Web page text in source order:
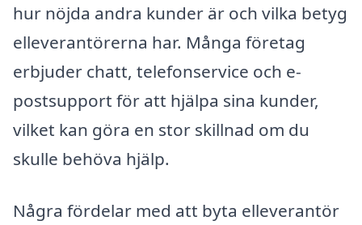
hur nöjda andra kunder är och vilka betyg
elleverantörerna har. Många företag
erbjuder chatt, telefonservice och e-
postsupport för att hjälpa sina kunder,
vilket kan göra en stor skillnad om du
skulle behöva hjälp.
Några fördelar med att byta elleverantör